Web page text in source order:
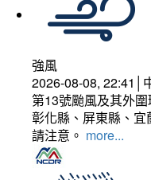
強風
2026-08-08, 22:41│
第13號颱風及其外
彰化縣、屏東縣、
請注意。 more...